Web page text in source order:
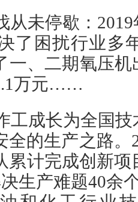
从未停歇：
了困扰行业多
一、二期氧压
万元……
工成长为全国
全的生产之路。
累计完成创新
生产难题40余